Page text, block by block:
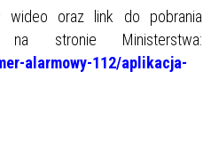
wideo oraz link do pobrania
stronie Ministerstwa:
alarmowy-112/aplikacja-